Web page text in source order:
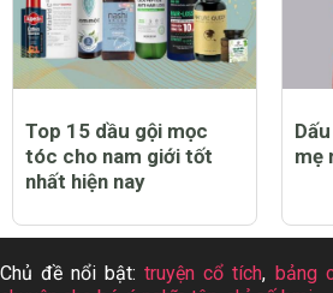
Top 15 dầu gội mọc
tóc cho nam giới tốt
nhất hiện nay
mẹ
Chủ đề nổi bật:truyện cổ tích, bảng